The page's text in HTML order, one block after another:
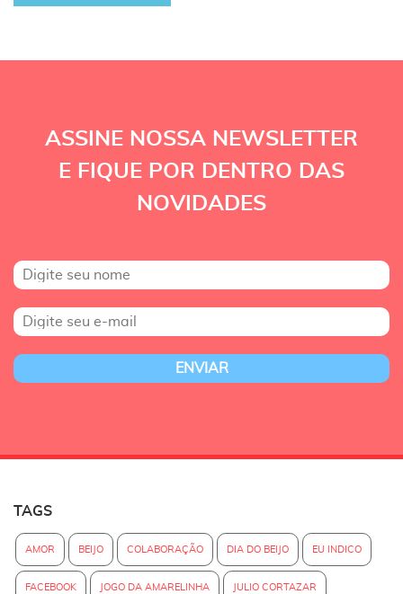
ASSINE NOSSA NEWSLETTER
E FIQUE POR DENTRO DAS
NOVIDADES
TAGS
AMOR BEIJO COLABORAÇÃO DIA DO BEIJO EU INDICO
FACEBOOK JOGO DA AMARELINHA JULIO CORTAZAR